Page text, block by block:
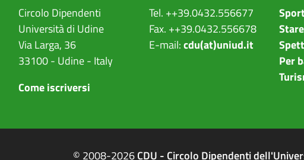
Circolo Dipendenti
Università di Udine
Via Larga, 36
33100 - Udine - Italy
Come iscriversi
Tel. ++39.0432.556677
Fax. ++39.0432.556678
E-mail:cdu(at)uniud.it
Per
© 2008-2026CDU - Circolo Dipendenti